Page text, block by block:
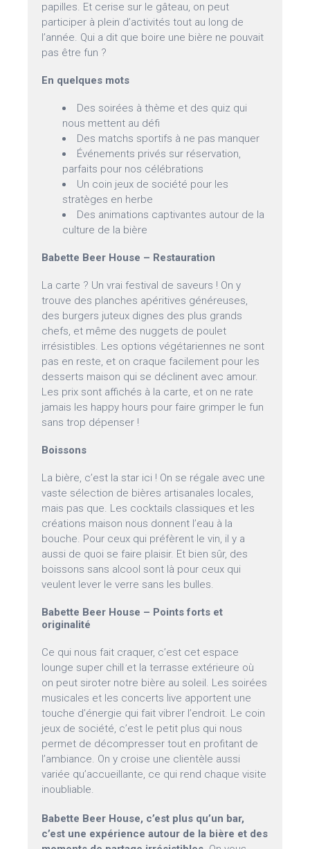
papilles. Et cerise sur le gâteau, on peut
participer à plein d’activités tout au long de
l’année. Qui a dit que boire une bière ne pouvait
pas être fun ?
En quelques mots
Des soirées à thème et des quiz qui
nous mettent au défi
Des matchs sportifs à ne pas manquer
Événements privés sur réservation,
parfaits pour nos célébrations
Un coin jeux de société pour les
stratèges en herbe
Des animations captivantes autour de la
culture de la bière
Babette Beer House – Restauration
La carte ? Un vrai festival de saveurs ! On y
trouve des planches apéritives généreuses,
des burgers juteux dignes des plus grands
chefs, et même des nuggets de poulet
irrésistibles. Les options végétariennes ne sont
pas en reste, et on craque facilement pour les
desserts maison qui se déclinent avec amour.
Les prix sont affichés à la carte, et on ne rate
jamais les happy hours pour faire grimper le fun
sans trop dépenser !
Boissons
La bière, c’est la star ici ! On se régale avec une
vaste sélection de bières artisanales locales,
mais pas que. Les cocktails classiques et les
créations maison nous donnent l’eau à la
bouche. Pour ceux qui préfèrent le vin, il y a
aussi de quoi se faire plaisir. Et bien sûr, des
boissons sans alcool sont là pour ceux qui
veulent lever le verre sans les bulles.
Babette Beer House – Points forts et
originalité
Ce qui nous fait craquer, c’est cet espace
lounge super chill et la terrasse extérieure où
on peut siroter notre bière au soleil. Les soirées
musicales et les concerts live apportent une
touche d’énergie qui fait vibrer l’endroit. Le coin
jeux de société, c’est le petit plus qui nous
permet de décompresser tout en profitant de
l’ambiance. On y croise une clientèle aussi
variée qu’accueillante, ce qui rend chaque visite
inoubliable.
Babette Beer House, c’est plus qu’un bar,
c’est une expérience autour de la bière et des